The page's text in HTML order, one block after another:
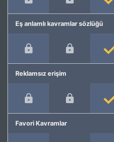
Eş anlamlı kavramlar sözlüğü
Reklamsız erişim
Favori Kavramlar